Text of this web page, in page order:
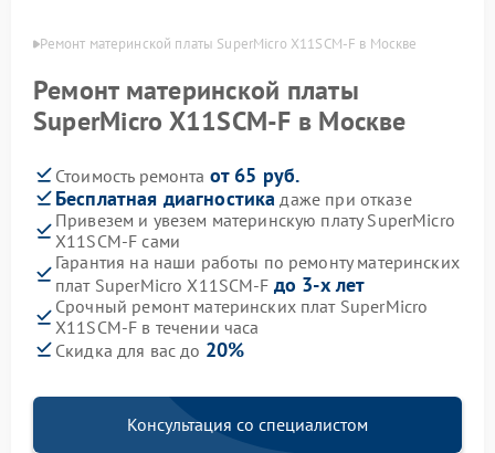
Ремонт материнской платы SuperMicro X11SCM-F в Москве
Ремонт материнской платы
SuperMicro X11SCM-F в Москве
Стоимость ремонта от 65 руб.
Бесплатная диагностика даже при отказе
Привезем и увезем материнскую плату SuperMicro
X11SCM-F сами
Гарантия на наши работы по ремонту материнских
плат SuperMicro X11SCM-F до 3-х лет
Срочный ремонт материнских плат SuperMicro
X11SCM-F в течении часа
Скидка для вас до 20%
Консультация со специалистом